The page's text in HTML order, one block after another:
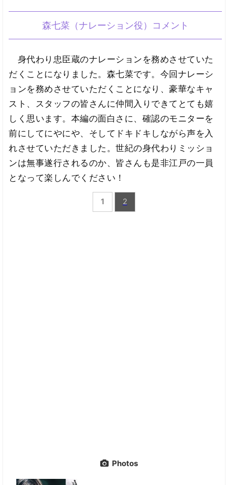
森七菜（ナレーション役）コメント
身代わり忠臣蔵のナレーションを務めさせていた
だくことになりました。森七菜です。今回ナレーシ
ョンを務めさせていただくことになり、豪華なキャ
スト、スタッフの皆さんに仲間入りできてとても嬉
しく思います。本編の面白さに、確認のモニターを
前にしてにやにや、そしてドキドキしながら声を入
れさせていただきました。世紀の身代わりミッショ
ンは無事遂行されるのか、皆さんも是非江戸の一員
となって楽しんでください！
1 2
Photos